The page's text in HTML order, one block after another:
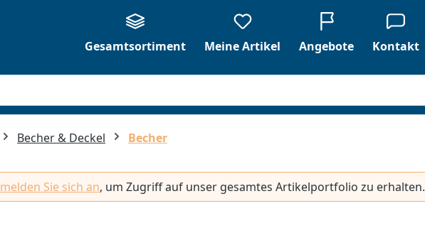
Gesamtsortiment
Meine Artikel Angebote Kontakt
Becher & Deckel Becher
melden Sie sich an, um Zugriff auf unser gesamtes Artikelportfolio zu erhalten.